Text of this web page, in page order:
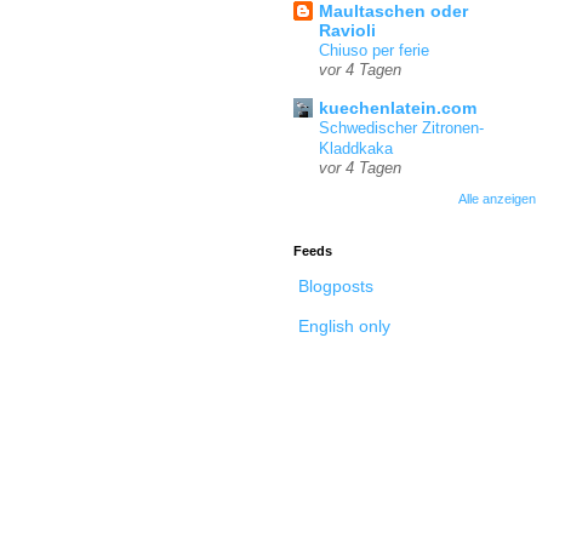
Maultaschen oder
Ravioli
Chiuso per ferie
vor 4 Tagen
kuechenlatein.com
Schwedischer Zitronen-
Kladdkaka
vor 4 Tagen
Alle anzeigen
Feeds
Blogposts
English only